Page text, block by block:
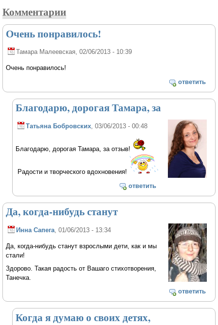
Комментарии
Очень понравилось!
Тамара Малеевская, 02/06/2013 - 10:39
Очень понравилось!
ответить
Благодарю, дорогая Тамара, за
Татьяна Бобровских, 03/06/2013 - 00:48
Благодарю, дорогая Тамара, за отзыв!
Радости и творческого вдохновения!
ответить
Да, когда-нибудь станут
Инна Сапега , 01/06/2013 - 13:34
Да, когда-нибудь станут взрослыми дети, как и мы
стали!
Здорово. Такая радость от Вашаго стихотворения,
Танечка.
ответить
Когда я думаю о своих детях,